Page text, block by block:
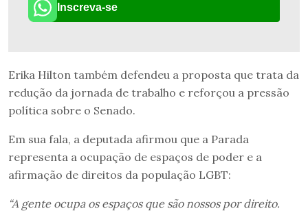
Inscreva-se
Erika Hilton também defendeu a proposta que trata da
redução da jornada de trabalho e reforçou a pressão
política sobre o Senado.
Em sua fala, a deputada afirmou que a Parada
representa a ocupação de espaços de poder e a
afirmação de direitos da população LGBT:
“A gente ocupa os espaços que são nossos por direito.